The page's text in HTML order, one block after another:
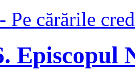
Pe cărările
Episcopul